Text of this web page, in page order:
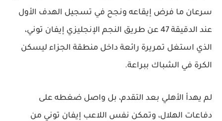
سرعان ما فرض إيقاعه ونجح في تسجيل الهدف الأول
عند الدقيقة 47 عن طريق النجم الإنجليزي إيفان توني،
الذي استغل تمريرة رائعة داخل منطقة الجزاء ليسكن
الكرة في الشباك ببراعة.
لم يهدأ الأهلي بعد التقدم، بل واصل ضغطه على
دفاعات الهلال، وتمكن نفس اللاعب إيفان توني من